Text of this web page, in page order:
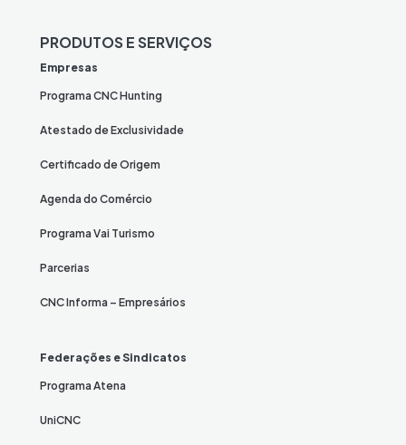
PRODUTOS E SERVIÇOS
Empresas
Programa CNC Hunting
Atestado de Exclusividade
Certificado de Origem
Agenda do Comércio
Programa Vai Turismo
Parcerias
CNC Informa – Empresários
Federações e Sindicatos
Programa Atena
UniCNC